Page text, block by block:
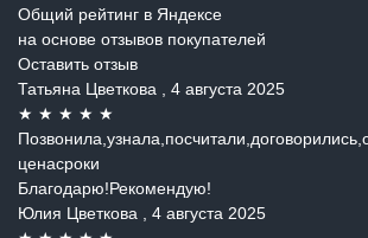
Общий рейтинг в Яндексе
на основе отзывов покупателей
Оставить отзыв
Татьяна Цветкова
, 4 августа 2025
★ ★ ★ ★ ★
ценасроки
Благодарю!Рекомендую!
Юлия Цветкова
, 4 августа 2025